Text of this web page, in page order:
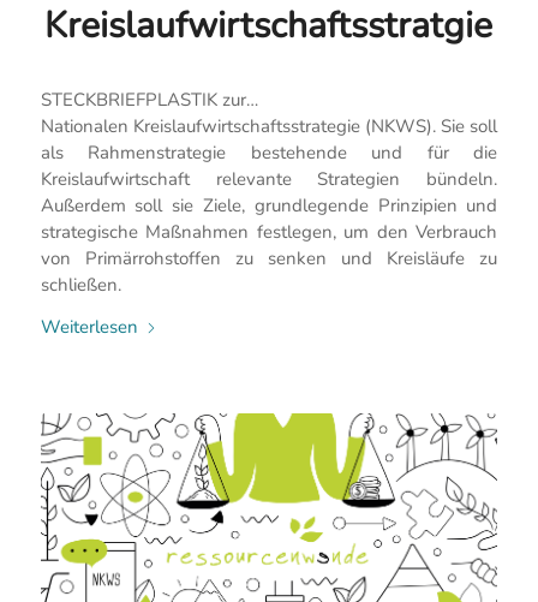
Kreislaufwirtschaftsstratgie
STECKBRIEFPLASTIK zur…
Nationalen Kreislaufwirtschaftsstrategie (NKWS). Sie soll
als Rahmenstrategie bestehende und für die
Kreislaufwirtschaft relevante Strategien bündeln.
Außerdem soll sie Ziele, grundlegende Prinzipien und
strategische Maßnahmen festlegen, um den Verbrauch
von Primärrohstoffen zu senken und Kreisläufe zu
schließen.
Weiterlesen